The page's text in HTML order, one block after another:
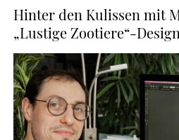
Hinter den Kulissen mit
„Lustige Zootiere“-